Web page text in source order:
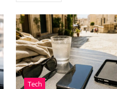
Tech